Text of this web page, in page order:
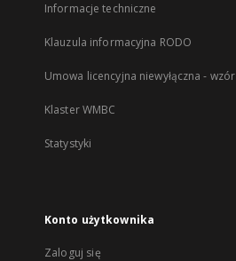
Informacje techniczne
Klauzula informacyjna RODO
Umowa licencyjna niewyłączna - wzór
Klaster WMBC
Statystyki
Konto użytkownika
Zaloguj się